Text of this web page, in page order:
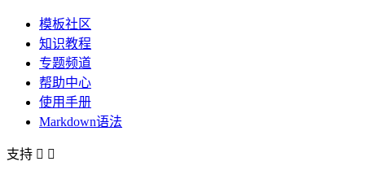
模板社区
知识教程
专题频道
帮助中心
使用手册
Markdown语法
支持  